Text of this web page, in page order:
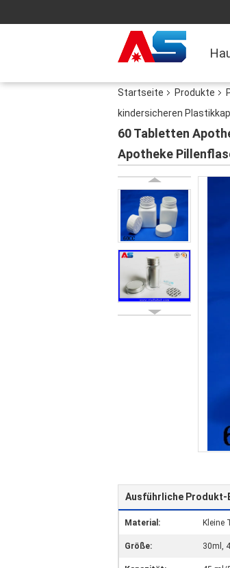
Startseite Produkte
kindersicheren
60 Tabletten
Apotheke
Ausführliche Produkt-
Material: Kleine
Größe: 30ml,